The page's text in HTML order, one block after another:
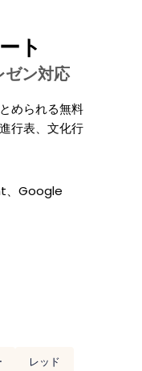
ト
ン対応
められる無料
行表、文化行
、Google
レッド